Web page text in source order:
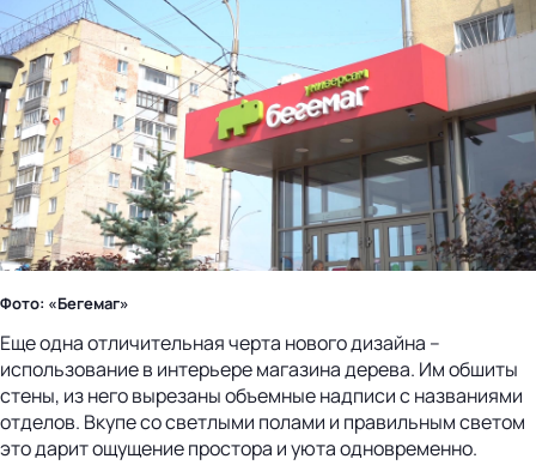
Фото: «Бегемаг»
Еще одна отличительная черта нового дизайна –
использование в интерьере магазина дерева. Им обшиты
стены, из него вырезаны объемные надписи с названиями
отделов. Вкупе со светлыми полами и правильным светом
это дарит ощущение простора и уюта одновременно.